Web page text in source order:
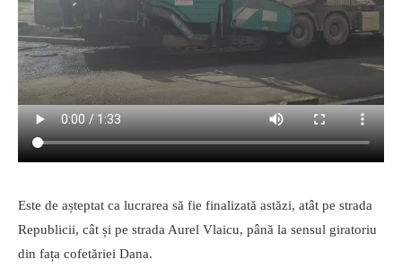
Este de așteptat ca lucrarea să fie finalizată astăzi, atât pe strada
Republicii, cât și pe strada Aurel Vlaicu, până la sensul giratoriu
din fața cofetăriei Dana.